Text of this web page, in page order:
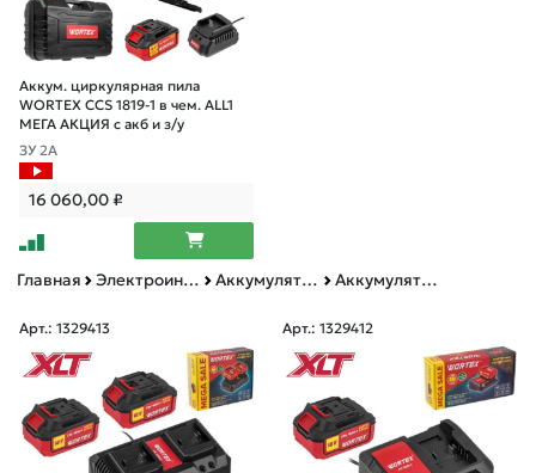
Аккум. циркулярная пила
WORTEX CCS 1819-1 в чем. ALL1
МЕГА АКЦИЯ с акб и з/у
ЗУ 2А
16 060,00₽
Главная Электроинструменты BULL, MOLOT, WORTEX, ФИОЛЕНТ Аккумуляторная техника Аккумуляторы
Арт.: 1329413 Арт.: 1329412